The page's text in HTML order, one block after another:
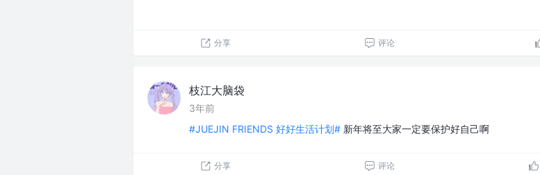
分享 评论
枝江大脑袋
3年前
#JUEJIN FRIENDS 好好生活计划# 新年将至大家一定要保护好自己啊
分享 评论